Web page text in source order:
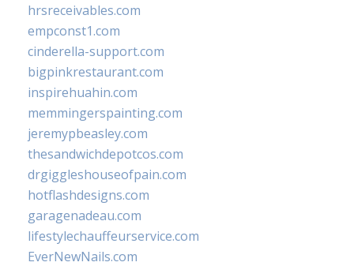
hrsreceivables.com
empconst1.com
cinderella-support.com
bigpinkrestaurant.com
inspirehuahin.com
memmingerspainting.com
jeremypbeasley.com
thesandwichdepotcos.com
drgiggleshouseofpain.com
hotflashdesigns.com
garagenadeau.com
lifestylechauffeurservice.com
EverNewNails.com